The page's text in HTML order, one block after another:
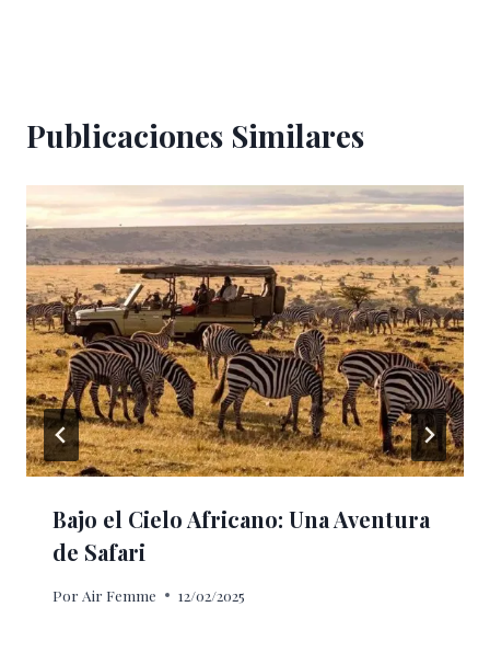
Publicaciones Similares
Bajo el Cielo Africano: Una Aventura
de Safari
Por Air Femme 12/02/2025